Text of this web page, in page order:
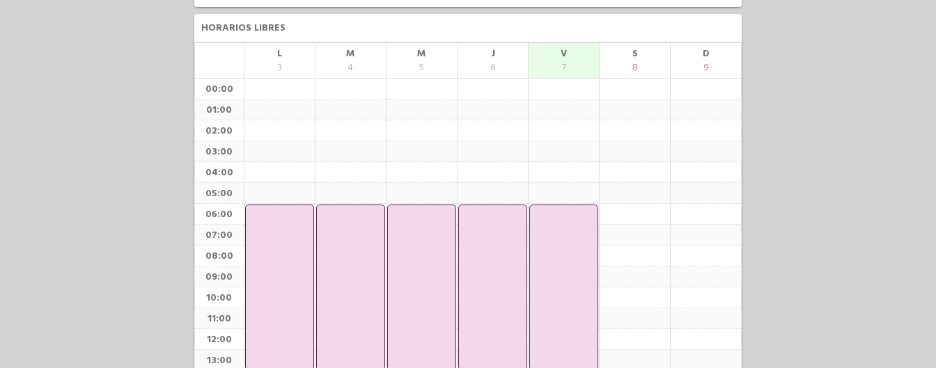
HORARIOS LIBRES
L
3
M
4
M
5
J
6
V
7
S
8
D
9
00:00
01:00
02:00
03:00
04:00
05:00
06:00
07:00
08:00
09:00
10:00
11:00
12:00
13:00